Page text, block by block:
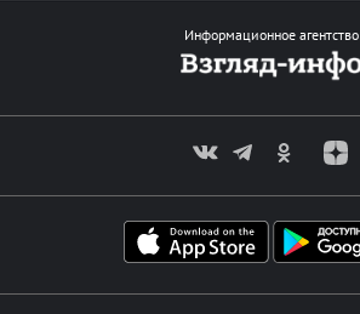
Информационное агентство